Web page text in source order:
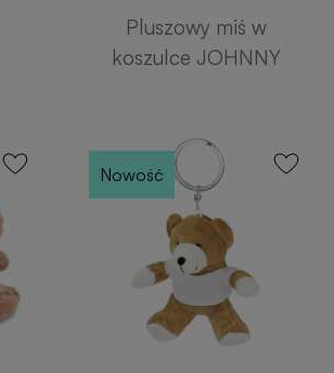
Pluszowy miś w
koszulce JOHNNY
Nowość